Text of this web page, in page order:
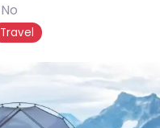
No
Travel